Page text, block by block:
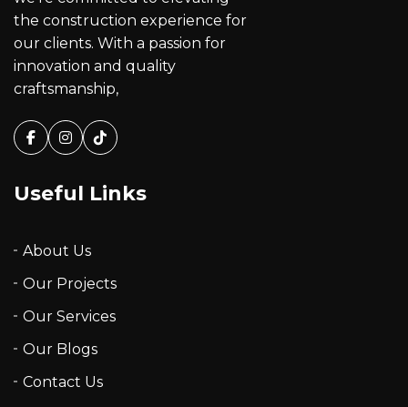
the construction experience for
our clients. With a passion for
innovation and quality
craftsmanship,
Facebook
Instagram
Tiktok
Useful Links
About Us
Our Projects
Our Services
Our Blogs
Contact Us